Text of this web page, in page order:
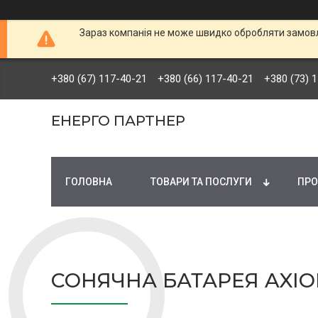
Зараз компанія не може швидко обробляти
+380 (67) 117-40-21 +380 (66) 117-40-21 +380 (73)
ЕНЕРГО ПАРТНЕР
ГОЛОВНА ТОВАРИ ТА ПОСЛУГИ
СОНЯЧНА БАТАРЕЯ